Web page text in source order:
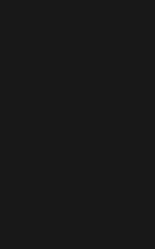
na wybiegu podczas